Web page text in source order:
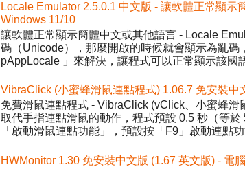
Locale Emulator 2.5.0.1 中文版 - 讓軟體正常顯
Windows 11/10
讓軟體正常顯示簡體中文或其他語言 - Locale
碼（Unicode），那麼開啟的時候就會顯示為亂碼
pAppLocale 」來解決，讓程式可以正常顯示該國
VibraClick (小蜜蜂滑鼠連點程式) 1.06.7 免安裝中
免費滑鼠連點程式 - VibraClick (vClick、小蜜蜂
取代手指連點滑鼠的動作，程式預設 0.5 秒（等
「啟動滑鼠連點功能」，預設按「F9」啟動連點
HWMonitor 1.30 免安裝中文版 (1.67 英文版) - 電